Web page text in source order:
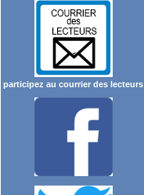
participez au courrier des lecteurs